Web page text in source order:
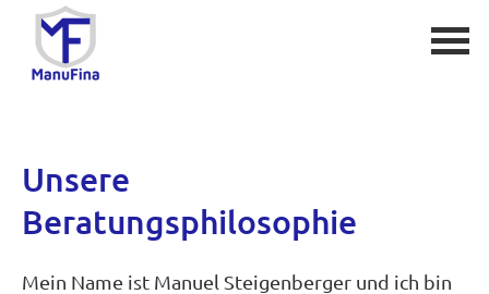
Unsere
Beratungsphilosophie
Mein Name ist Manuel Steigenberger und ich bin